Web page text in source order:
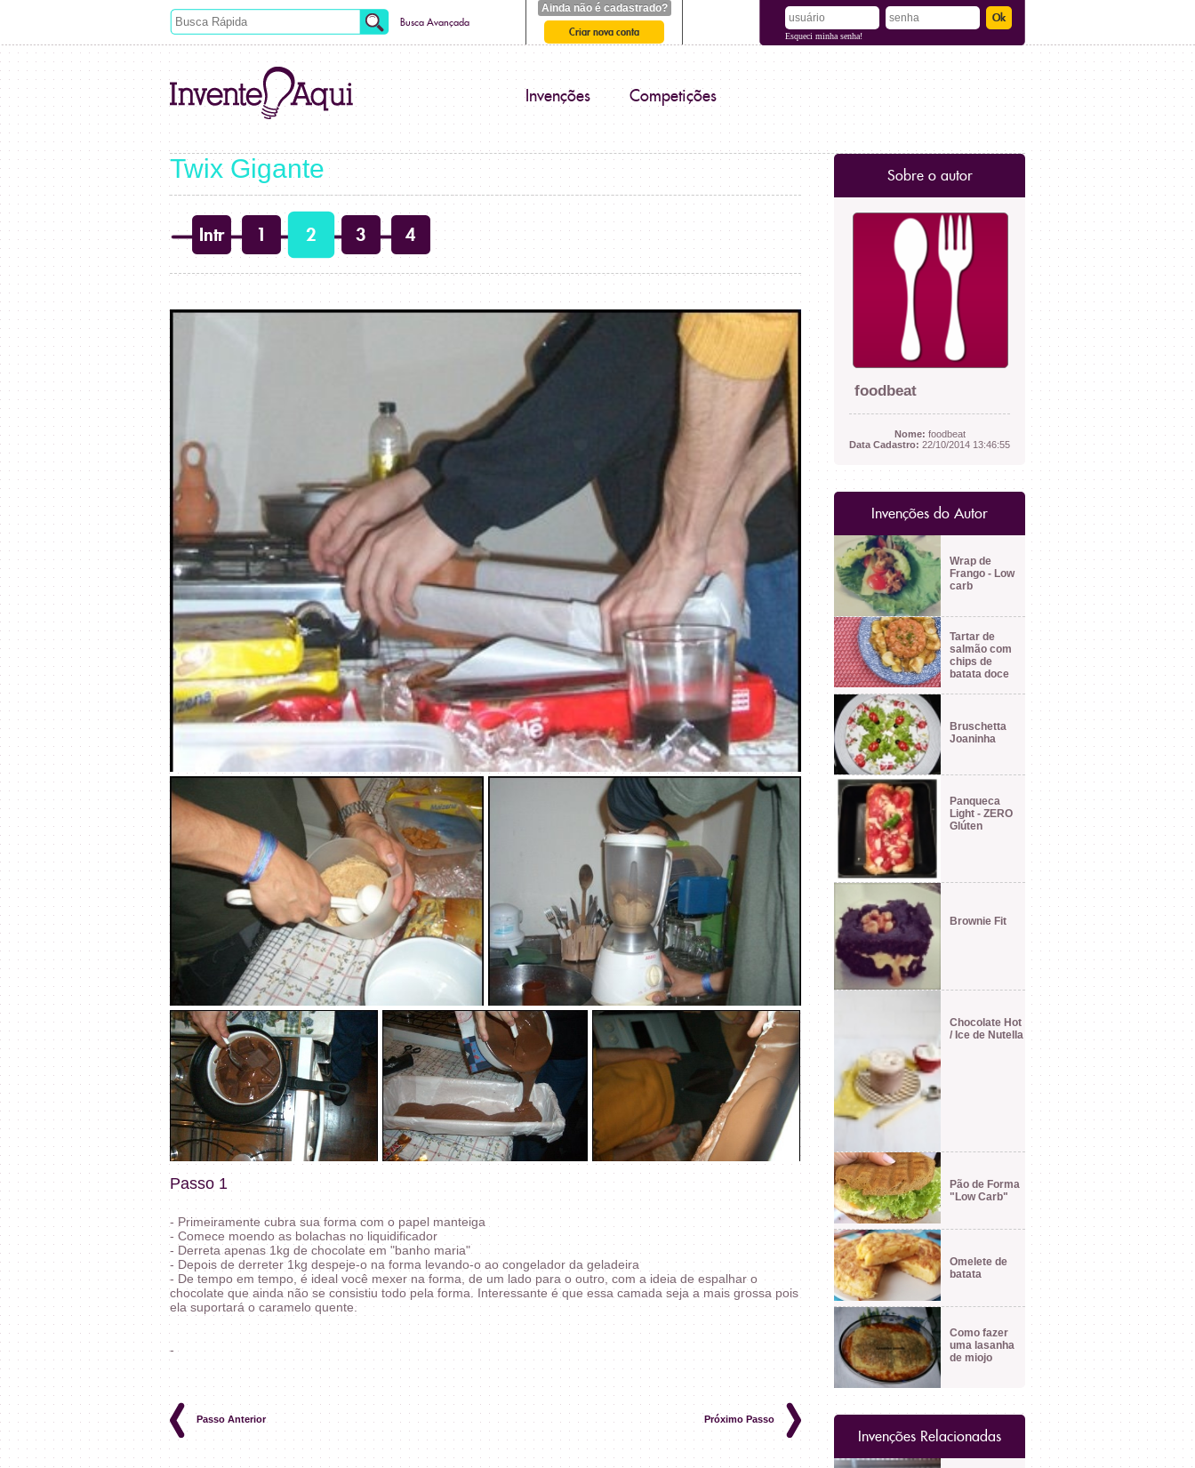
Busca Avançada
Ainda não é cadastrado?
Criar nova conta
Esqueci minha senha!
Invenções Competições
Twix Gigante
Intr 1 2 3 4
Passo 1
- Primeiramente cubra sua forma com o papel manteiga
- Comece moendo as bolachas no liquidificador
- Derreta apenas 1kg de chocolate em "banho maria"
- Depois de derreter 1kg despeje-o na forma levando-o ao congelador da geladeira
- De tempo em tempo, é ideal você mexer na forma, de um lado para o outro, com a ideia de espalhar o
chocolate que ainda não se consistiu todo pela forma. Interessante é que essa camada seja a mais grossa pois
ela suportará o caramelo quente.
-
Passo Anterior Próximo Passo
Sobre o autor
foodbeat
Nome: foodbeat
Data Cadastro: 22/10/2014 13:46:55
Invenções do Autor
Wrap de
Frango - Low
carb
Tartar de
salmão com
chips de
batata doce
Bruschetta
Joaninha
Panqueca
Light - ZERO
Glúten
Brownie Fit
Chocolate Hot
/ Ice de Nutella
Pão de Forma
"Low Carb"
Omelete de
batata
Como fazer
uma lasanha
de miojo
Invenções Relacionadas